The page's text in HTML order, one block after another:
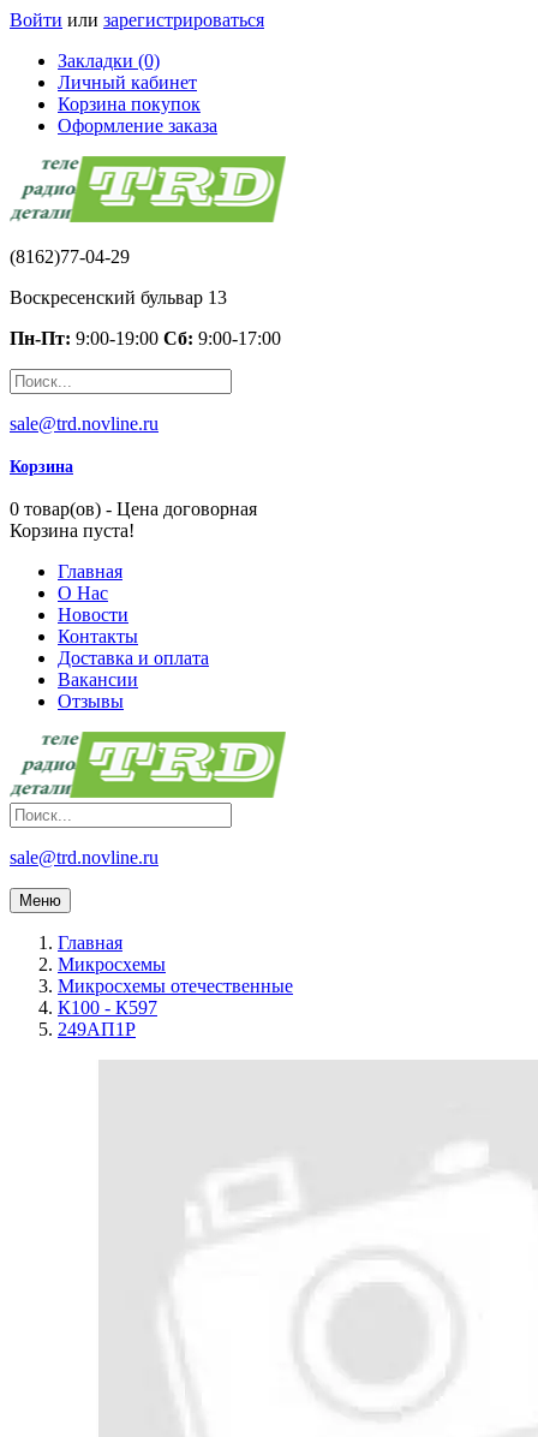
Войти или зарегистрироваться
Закладки (0)
Личный кабинет
Корзина покупок
Оформление заказа
(8162)77-04-29
Воскресенский бульвар 13
Пн-Пт: 9:00-19:00 Сб: 9:00-17:00
sale@trd.novline.ru
Корзина
0 товар(ов) - Цена договорная
Корзина пуста!
Главная
О Нас
Новости
Контакты
Доставка и оплата
Вакансии
Отзывы
sale@trd.novline.ru
Меню
Главная
Микросхемы
Микросхемы отечественные
К100 - К597
249АП1Р